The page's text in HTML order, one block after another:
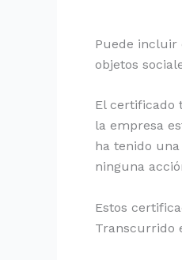
Puede incluir
objetos
El certificado
la empresa
ha tenido
ninguna
Estos
Transcurrido